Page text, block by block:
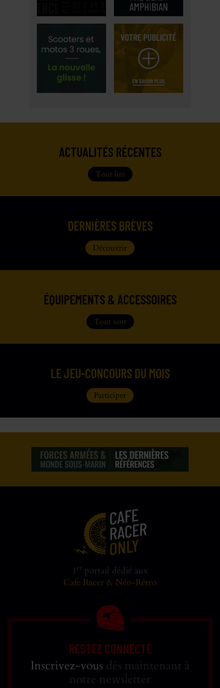
ACTUALITÉS RÉCENTES
Tout lire
DERNIÈRES BRÈVES
Découvrir
ÉQUIPEMENTS & ACCESSOIRES
Tout voir
LE JEU-CONCOURS DU MOIS
Participer
1 er portail dédié aux
Cafe Racer & Néo-Rétro
RESTEZ CONNECTÉ
Inscrivez-vous dés maintenant à
notre newsletter